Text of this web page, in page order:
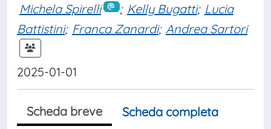
Michela Spirelli ; Kelly Bugatti; Lucia
Battistini; Franca Zanardi; Andrea Sartori
2025-01-01
Scheda breve
Scheda completa